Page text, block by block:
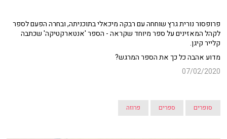
פרופסור נורית גרץ שוחחה עם רבקה מיכאלי בתוכניתה, ובחרה הפעם לספר
לקהל המאזינים על ספר מיוחד שקראה - הספר 'אנטארקטיקה' שכתבה
קלייר קיגן.
מדוע אהבה כל כך את הספר המרגש?
07/02/2020
סופרים ספרים פרוזה